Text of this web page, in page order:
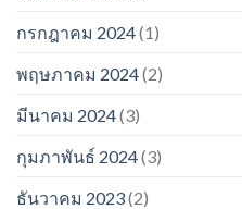
กรกฎาคม 2024(1)
พฤษภาคม 2024(2)
มีนาคม 2024(3)
กุมภาพันธ์ 2024(3)
ธันวาคม 2023(2)